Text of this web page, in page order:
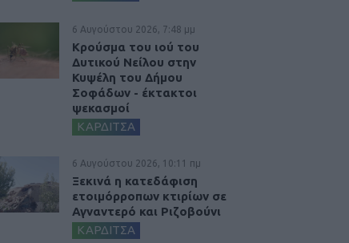
6 Αυγούστου 2026, 7:48 μμ
Κρούσμα του ιού του
Δυτικού Νείλου στην
Κυψέλη του Δήμου
Σοφάδων - έκτακτοι
ψεκασμοί
ΚΑΡΔΙΤΣΑ
6 Αυγούστου 2026, 10:11 πμ
Ξεκινά η κατεδάφιση
ετοιμόρροπων κτιρίων σε
Αγναντερό και Ριζοβούνι
ΚΑΡΔΙΤΣΑ